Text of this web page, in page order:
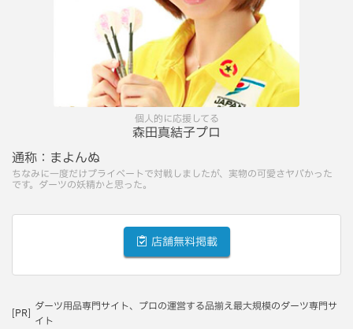
個人的に応援してる
森田真結子プロ
通称： まよんぬ
ちなみに一度だけプライベートで対戦しましたが、実物の可愛さヤバかった
です。ダーツの妖精かと思った。
店舗無料掲載
[PR]
ダーツ用品専門サイト、プロの運営する品揃え最大規模のダーツ専門サ
イト